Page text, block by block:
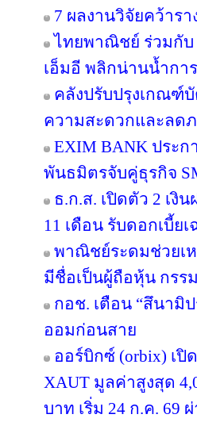
7 ผลงานวิจัยคว้ารา
ไทยพาณิชย์ ร่วมกับ
เอ็มอี พลิกน่านน้ำกา
คลังปรับปรุงเกณฑ์
ความสะดวกและลด
EXIM BANK ประก
พันธมิตรจับคู่ธุรกิจ
ธ.ก.ส. เปิดตัว 2 เงิ
11 เดือน รับดอกเบี้ย
พาณิชย์ระดมช่วยเ
มีชื่อเป็นผู้ถือหุ้น กรร
กอช. เตือน “สึนามิป
ออมก่อนสาย
ออร์บิกซ์ (orbix) เปิ
XAUT มูลค่าสูงสุด
บาท เริ่ม 24 ก.ค. 69